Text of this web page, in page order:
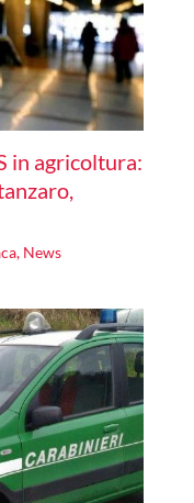
in agricoltura:
, News